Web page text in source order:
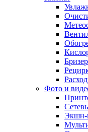
Фото и
Экшн-